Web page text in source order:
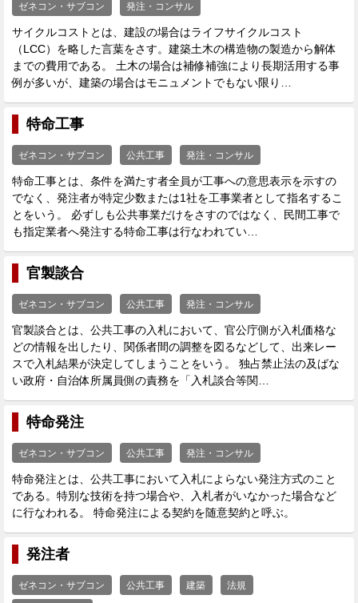
ゼネコン・サブコン 発注・コンサル
サイクルコストとは、建設の場合はライフサイクルコスト
（LCC）を略した言葉をさす。建築土木の構造物の製造から解体
までの費用である。 土木の場合は補修補強により長期活用する事
例が多いが、建築の場合はモニュメントでもない限り…
特命工事
ゼネコン・サブコン 公共工事 発注・コンサル
特命工事とは、条件を満たす者全員が工事への意思表示を示すの
でなく、発注者が特定少数または1社を工事業者として指名するこ
とをいう。 必ずしも公共事業だけをさすのではなく、民間工事で
も指定業者へ発注する特命工事は行なわれてい…
官製談合
ゼネコン・サブコン 公共工事 発注・コンサル
官製談合とは、公共工事の入札において、官公庁側が入札価格な
どの情報を出したり、関係者間の調整を図るなどして、出来レー
スで入札結果が決定してしまうことをいう。 独占禁止法の及ばな
い政府・自治体所属員側の責務を「入札談合等関…
特命発注
ゼネコン・サブコン 公共工事 発注・コンサル
特命発注とは、公共工事において入札によらない発注方式のこと
である。特別な技術を持つ場合や、入札者がいなかった場合など
に行なわれる。 特命発注による契約を随意契約と呼ぶ。
発注者
ゼネコン・サブコン 公共工事 建築 法規